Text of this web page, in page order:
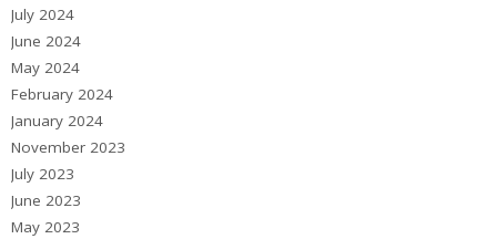
July 2024
June 2024
May 2024
February 2024
January 2024
November 2023
July 2023
June 2023
May 2023